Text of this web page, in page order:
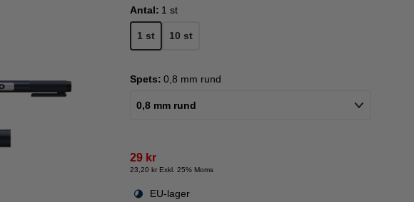
Antal: 1 st
1 st 10 st
Spets: 0,8 mm rund
0,8 mm rund
29 kr
23,20 kr Exkl. 25% Moms
EU-lager